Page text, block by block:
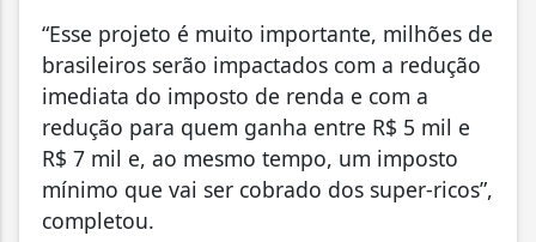
“Esse projeto é muito importante, milhões de
brasileiros serão impactados com a redução
imediata do imposto de renda e com a
redução para quem ganha entre R$ 5 mil e
R$ 7 mil e, ao mesmo tempo, um imposto
mínimo que vai ser cobrado dos super-ricos”,
completou.